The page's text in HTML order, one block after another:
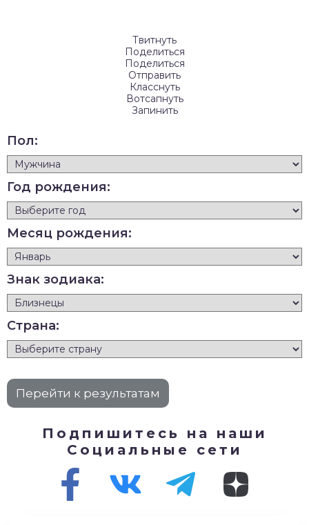
Твитнуть
Поделиться
Поделиться
Отправить
Класснуть
Вотсапнуть
Запинить
Пол:
Год рождения:
Месяц рождения:
Знак зодиака:
Страна:
Подпишитесь на наши
Социальные сети